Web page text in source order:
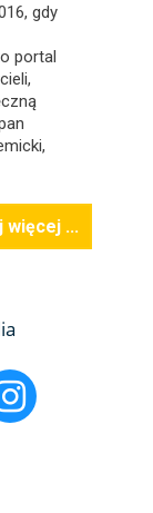
gdy
portal
...